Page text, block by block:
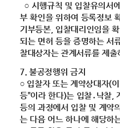
○ 시행규칙 및 입찰유의서
부 확인을 위하여 등록정보
기부등본, 입찰대리인임을
되는 면허 등을 증명하는 서
찰대상자는 관계서류를 제출
7. 불공정행위 금지
○ 입찰자 또는 계약상대자(
등”이라 한다)는 입찰․낙찰,
등의 과정에서 입찰 및 계약
는 다음 어느 하나에 해당하